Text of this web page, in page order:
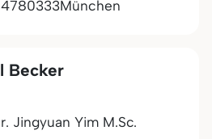
80333München
Becker
Jingyuan Yim M.Sc.